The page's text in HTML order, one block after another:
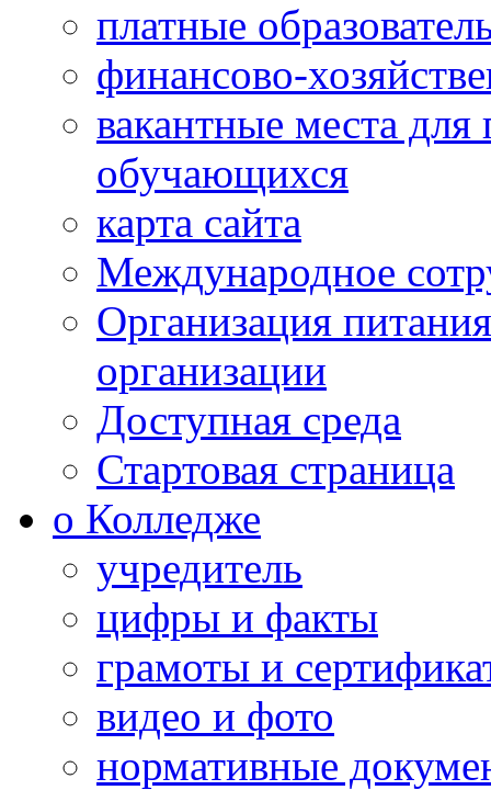
платные
финансово-
вакантные места
обучающихся
карта сайта
Международное
Организация
организации
Доступная среда
Стартовая страница
о Колледже
учредитель
цифры и факты
грамоты и
видео и фото
нормативные